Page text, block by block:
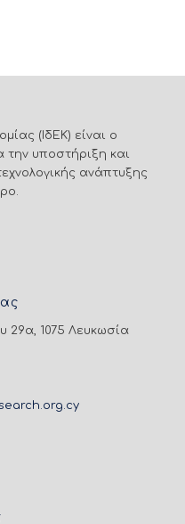
(ΙδΕΚ) είναι ο
την υποστήριξη και
ανάπτυξης
29α, 1075 Λευκωσία